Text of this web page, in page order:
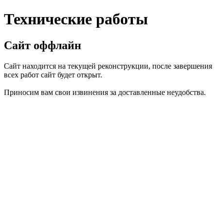
Технические работы
Сайт оффлайн
Сайт находится на текущей реконструкции, после завершения
всех работ сайт будет открыт.
Приносим вам свои извинения за доставленные неудобства.